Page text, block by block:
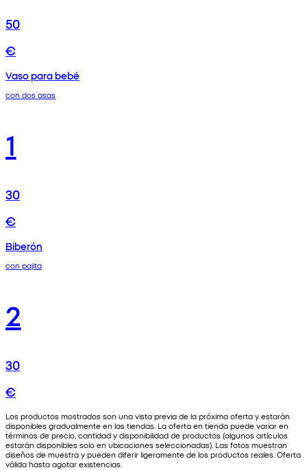
50
€
Vaso para bebé
con dos asas
1
30
€
Biberón
con pajita
2
30
€
Los productos mostrados son una vista previa de la próxima oferta y estarán
disponibles gradualmente en las tiendas. La oferta en tienda puede variar en
términos de precio, cantidad y disponibilidad de productos (algunos artículos
estarán disponibles solo en ubicaciones seleccionadas). Las fotos muestran
diseños de muestra y pueden diferir ligeramente de los productos reales. Oferta
válida hasta agotar existencias.